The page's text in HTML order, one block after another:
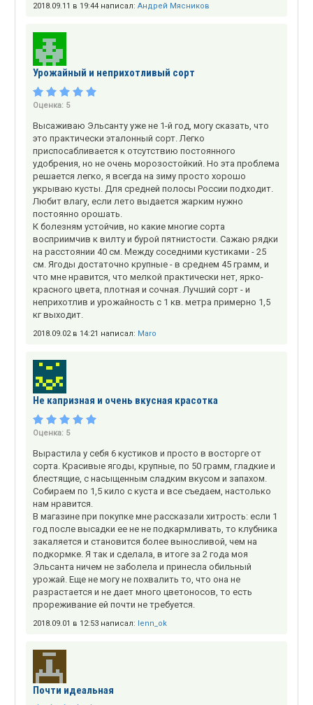
2018.09.11 в 19:44 написал: Андрей Мясников
Урожайный и неприхотливый сорт
Оценка: 5
Высаживаю Эльсанту уже не 1-й год, могу сказать, что
это практически эталонный сорт. Легко
приспосабливается к отсутствию постоянного
удобрения, но не очень морозостойкий. Но эта проблема
решается легко, я всегда на зиму просто хорошо
укрываю кусты. Для средней полосы России подходит.
Любит влагу, если лето выдается жарким нужно
постоянно орошать.
К болезням устойчив, но какие многие сорта
восприимчив к вилту и бурой пятнистости. Сажаю рядки
на расстоянии 40 см. Между соседними кустиками - 25
см. Ягоды достаточно крупные - в среднем 45 грамм, и
что мне нравится, что мелкой практически нет, ярко-
красного цвета, плотная и сочная. Лучший сорт - и
неприхотлив и урожайность с 1 кв. метра примерно 1,5
кг выходит.
2018.09.02 в 14:21 написал: Maro
Не капризная и очень вкусная красотка
Оценка: 5
Вырастила у себя 6 кустиков и просто в восторге от
сорта. Красивые ягоды, крупные, по 50 грамм, гладкие и
блестящие, с насыщенным сладким вкусом и запахом.
Собираем по 1,5 кило с куста и все съедаем, настолько
нам нравится.
В магазине при покупке мне рассказали хитрость: если 1
год после высадки ее не не подкармливать, то клубника
закаляется и становится более выносливой, чем на
подкормке. Я так и сделала, в итоге за 2 года моя
Эльсанта ничем не заболела и принесла обильный
урожай. Еще не могу не похвалить то, что она не
разрастается и не дает много цветоносов, то есть
прореживание ей почти не требуется.
2018.09.01 в 12:53 написал: lenn_ok
Почти идеальная